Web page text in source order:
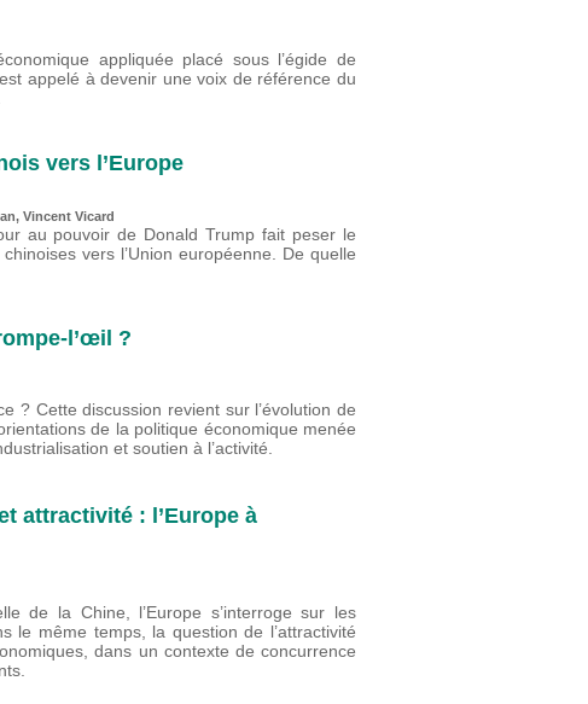
appliquée placé sous l’égide de
appelé à devenir une voix de référence du
vers l’Europe
, Vincent Vicard
au pouvoir de Donald Trump fait peser le
vers l’Union européenne. De quelle
l’œil ?
? Cette discussion revient sur l’évolution de
de la politique économique menée
et soutien à l’activité.
attractivité : l’Europe à
de la Chine, l’Europe s’interroge sur les
le même temps, la question de l’attractivité
dans un contexte de concurrence